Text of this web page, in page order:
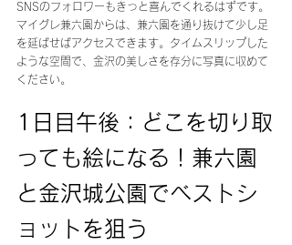
SNSのフォロワーもきっと喜んでくれるはずです。
マイグレ兼六園からは、兼六園を通り抜けて少し足
を延ばせばアクセスできます。タイムスリップした
ような空間で、金沢の美しさを存分に写真に収めて
ください。
1日目午後：どこを切り取
っても絵になる！兼六園
と金沢城公園でベストシ
ョットを狙う